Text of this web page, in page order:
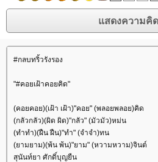
#กลบทริ้วรังรอง
"#คอยเฝ้าคอยคิด"
(คอยคอย)(เฝ้า เฝ้า)"คอย" (พลอยพลอย)คิด
(กลัวกลัว)(ผิด ผิด)"กลัว" (มัวมัว)หม่น
(ทำทำ)(ฝืน ฝืน)"ทำ" (จำจำ)ทน
(ยามยาม)(พ้น พ้น)"ยาม" (หวามหวาม)จินต์
สุนันท์ยา ศักดิ์บุญยืน